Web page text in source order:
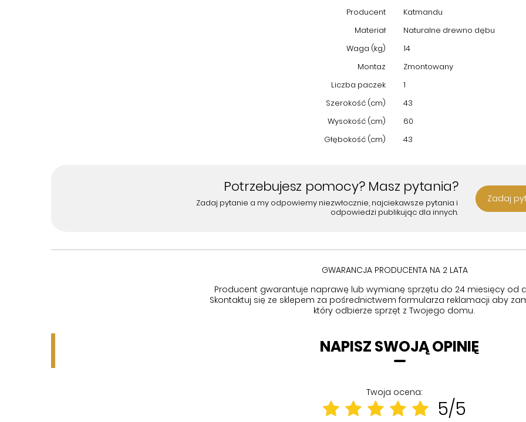
Producent
Katmandu
Materiał
Naturalne drewno dębu
Waga (kg)
14
Montaż
Zmontowany
Liczba paczek
1
Szerokość (cm)
43
Wysokość (cm)
60
Głębokość (cm)
43
Potrzebujesz pomocy? Masz pytania?
Zadaj pytanie a my odpowiemy niezwłocznie, najciekawsze pytania i
odpowiedzi publikując dla innych.
Zadaj
GWARANCJA PRODUCENTA NA 2 LATA
Producent gwarantuje naprawę lub wymianę sprzętu do 24 miesięcy od
Skontaktuj się ze sklepem za pośrednictwem formularza reklamacji aby
który odbierze sprzęt z Twojego domu.
NAPISZ SWOJĄ OPINIĘ
Twoja ocena:
5/5